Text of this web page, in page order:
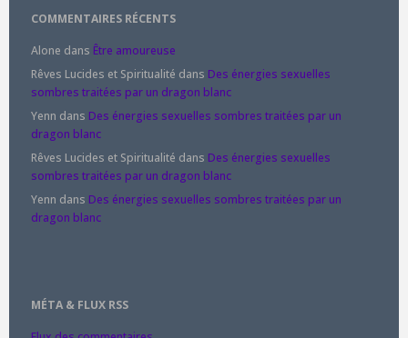
COMMENTAIRES RÉCENTS
Alone dans Être amoureuse
Rêves Lucides et Spiritualité dans Des énergies sexuelles
sombres traitées par un dragon blanc
Yenn dans Des énergies sexuelles sombres traitées par un
dragon blanc
Rêves Lucides et Spiritualité dans Des énergies sexuelles
sombres traitées par un dragon blanc
Yenn dans Des énergies sexuelles sombres traitées par un
dragon blanc
MÉTA & FLUX RSS